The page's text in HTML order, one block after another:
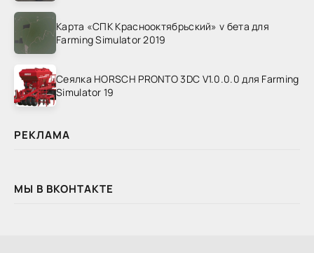
Карта «СПК Краснооктябрьский» v бета для
Farming Simulator 2019
Сеялка HORSCH PRONTO 3DC V1.0.0.0 для Farming
Simulator 19
РЕКЛАМА
МЫ В ВКОНТАКТЕ